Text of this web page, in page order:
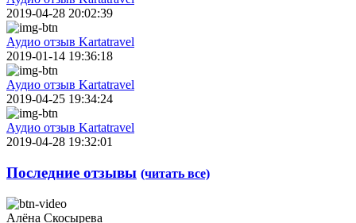
2019-04-28 20:02:39
Аудио отзыв Kartatravel
2019-01-14 19:36:18
Аудио отзыв Kartatravel
2019-04-25 19:34:24
Аудио отзыв Kartatravel
2019-04-28 19:32:01
Последние отзывы (читать все)
Алёна Скосырева